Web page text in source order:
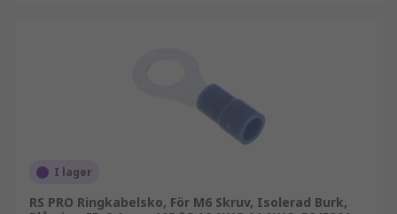
DIN 46237 färgkodning är den vanligaste typen
av krimpkabelsko. Färgkodning används för att
Röd 0,5 mm² till 1,5 mm
Gul 2,5 mm² till 6 mm
I lager
RS PRO Ringkabelsko, För M6 Skruv, Isolerad Burk,